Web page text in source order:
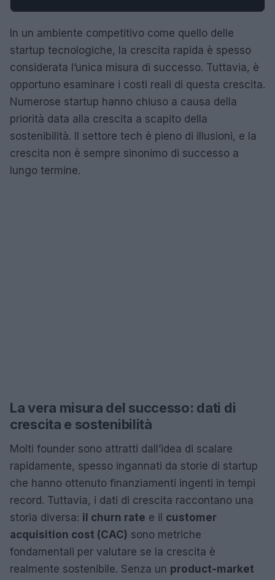
In un ambiente competitivo come quello delle
startup tecnologiche, la crescita rapida è spesso
considerata l’unica misura di successo. Tuttavia, è
opportuno esaminare i costi reali di questa crescita.
Numerose startup hanno chiuso a causa della
priorità data alla crescita a scapito della
sostenibilità. Il settore tech è pieno di illusioni, e la
crescita non è sempre sinonimo di successo a
lungo termine.
La vera misura del successo: dati di
crescita e sostenibilità
Molti founder sono attratti dall’idea di scalare
rapidamente, spesso ingannati da storie di startup
che hanno ottenuto finanziamenti ingenti in tempi
record. Tuttavia, i dati di crescita raccontano una
storia diversa: il churn rate e il customer
acquisition cost (CAC) sono metriche
fondamentali per valutare se la crescita è
realmente sostenibile. Senza un product-market